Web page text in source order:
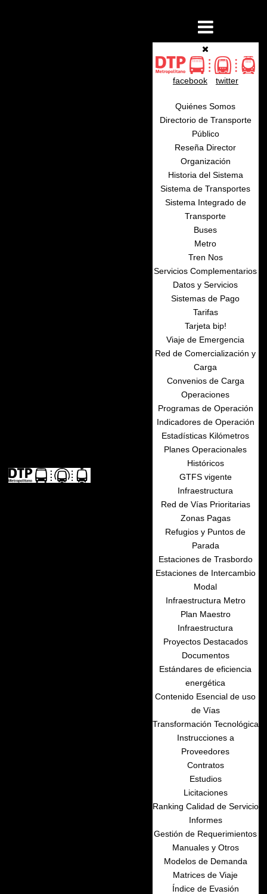
facebook twitter
Quiénes Somos
Directorio de Transporte
Público
Reseña Director
Organización
Historia del Sistema
Sistema de Transportes
Sistema Integrado de
Transporte
Buses
Metro
Tren Nos
Servicios Complementarios
Datos y Servicios
Sistemas de Pago
Tarifas
Tarjeta bip!
Viaje de Emergencia
Red de Comercialización y
Carga
Convenios de Carga
Operaciones
Programas de Operación
Indicadores de Operación
Estadísticas Kilómetros
Planes Operacionales
Históricos
GTFS vigente
Infraestructura
Red de Vías Prioritarias
Zonas Pagas
Refugios y Puntos de
Parada
Estaciones de Trasbordo
Estaciones de Intercambio
Modal
Infraestructura Metro
Plan Maestro
Infraestructura
Proyectos Destacados
Documentos
Estándares de eficiencia
energética
Contenido Esencial de uso
de Vías
Transformación Tecnológica
Instrucciones a
Proveedores
Contratos
Estudios
Licitaciones
Ranking Calidad de Servicio
Informes
Gestión de Requerimientos
Manuales y Otros
Modelos de Demanda
Matrices de Viaje
Índice de Evasión